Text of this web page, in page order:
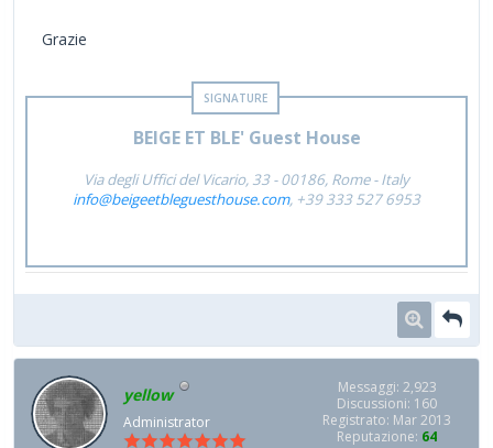
Grazie
BEIGE ET BLE' Guest House
Via degli Uffici del Vicario, 33 - 00186, Rome - Italy
info@beigeetbleguesthouse.com, +39 333 527 6953
yellow
Administrator
Messaggi: 2,923
Discussioni: 160
Registrato: Mar 2013
Reputazione: 64